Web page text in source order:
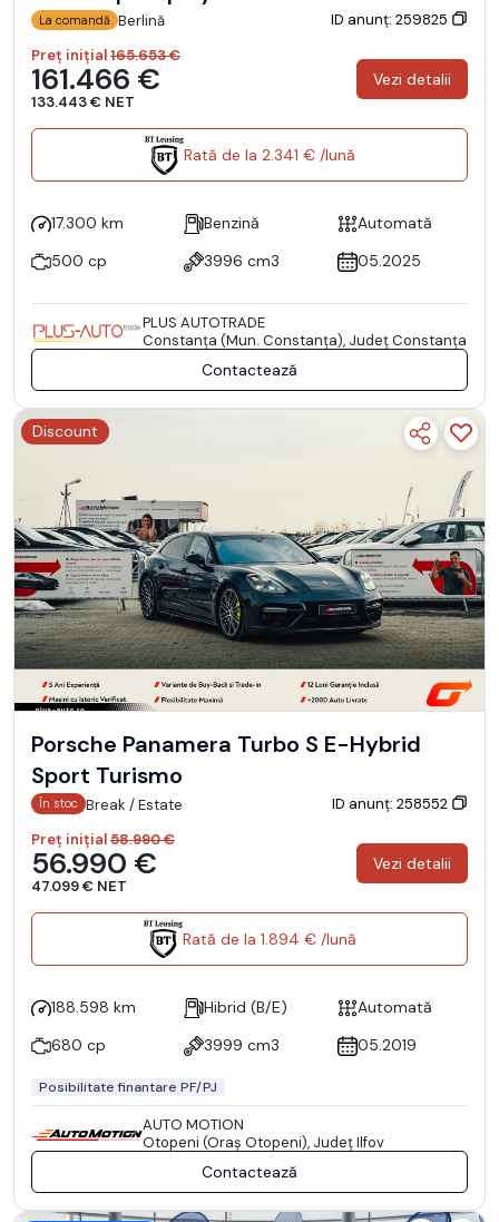
La comandă Berlină
ID anunț: 259825
Preț inițial165.653 €
161.466 €
133.443 € NET
Vezi detalii
Rată de la 2.341 € /lună
17.300 km Benzină
Automată
500 cp
3996 cm3 05.2025
PLUS AUTOTRADE
Constanţa (Mun. Constanţa), Județ Constanţa
Contactează
Discount
Porsche Panamera Turbo S E-Hybrid
Sport Turismo
În stoc Break / Estate
ID anunț: 258552
Preț inițial58.990 €
56.990 €
47.099 € NET
Vezi detalii
Rată de la 1.894 € /lună
188.598 km Hibrid (B/E)
Automată
680 cp
3999 cm3 05.2019
Posibilitate finantare PF/PJ
AUTO MOTION
Otopeni (Oraş Otopeni), Județ Ilfov
Contactează